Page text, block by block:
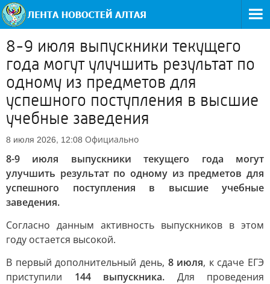
8-9 июля выпускники текущего
года могут улучшить результат по
одному из предметов для
успешного поступления в высшие
учебные заведения
8 июля 2026, 12:08 Официально
8-9 июля выпускники текущего года могут
улучшить результат по одному из предметов для
успешного поступления в высшие учебные
заведения.
Согласно данным активность выпускников в этом
году остается высокой.
В первый дополнительный день, 8 июля, к сдаче ЕГЭ
приступили 144 выпускника. Для проведения